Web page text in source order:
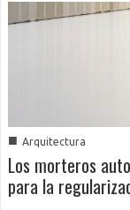
■ Arquitectura
Los morteros
para la